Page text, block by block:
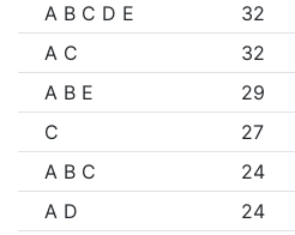
A B C D E
32
A C
32
A B E
29
C
27
A B C
24
A D
24